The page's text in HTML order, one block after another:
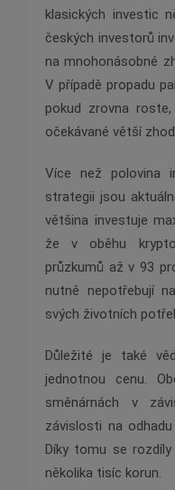
klasických investic
českých investorů
na mnohonásobné
V případě propadu
pokud zrovna
očekávané větší
Více než polovina
strategii jsou
většina investuje
že v oběhu
průzkumů až v 93
nutně nepotřebují
svých životních
Důležité je také
jednotnou cenu.
směnárnách v
závislosti na
Díky tomu se
několika tisíc korun.